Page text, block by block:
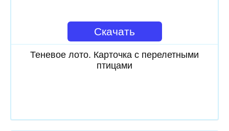
Скачать
Теневое лото. Карточка с перелетными
птицами